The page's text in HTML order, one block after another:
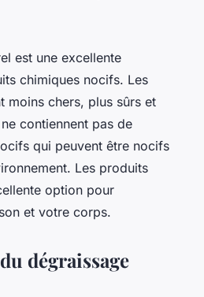
est une excellente
chimiques nocifs. Les
moins chers, plus sûrs et
contiennent pas de
qui peuvent être nocifs
Les produits
option pour
et votre corps.
dégraissage